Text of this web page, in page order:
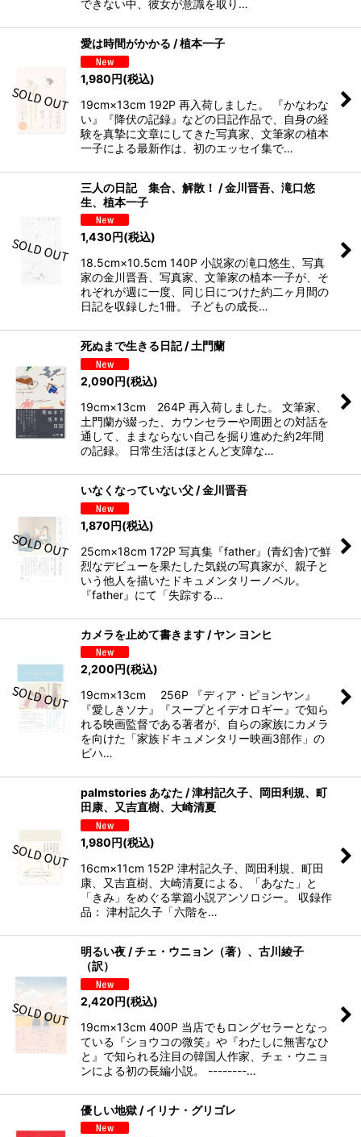
できない中、彼女が意識を取り…
愛は時間がかかる / 植本一子
1,980円(税込)
19cm×13cm 192P 再入荷しました。 『かなわな
い』『降伏の記録』などの日記作品で、自身の経
験を真摯に文章にしてきた写真家、文筆家の植本
一子による最新作は、初のエッセイ集で…
三人の日記 集合、解散！ / 金川晋吾、滝口悠
生、植本一子
1,430円(税込)
18.5cm×10.5cm 140P 小説家の滝口悠生、写真
家の金川晋吾、写真家、文筆家の植本一子が、そ
れぞれが週に一度、同じ日につけた約二ヶ月間の
日記を収録した1冊。 子どもの成長…
死ぬまで生きる日記 / 土門蘭
2,090円(税込)
19cm×13cm 264P 再入荷しました。 文筆家、
土門蘭が綴った、カウンセラーや周囲との対話を
通して、ままならない自己を掘り進めた約2年間
の記録。 日常生活はほとんど支障な…
いなくなっていない父 / 金川晋吾
1,870円(税込)
25cm×18cm 172P 写真集『father』(青幻舎)で鮮
烈なデビューを果たした気鋭の写真家が、親子と
いう他人を描いたドキュメンタリーノベル。
『father』にて「失踪する…
カメラを止めて書きます / ヤン ヨンヒ
2,200円(税込)
19cm×13cm 256P 『ディア・ピョンヤン』
『愛しきソナ』『スープとイデオロギー』で知ら
れる映画監督である著者が、自らの家族にカメラ
を向けた「家族ドキュメンタリー映画3部作」の
ビハ…
palmstories あなた / 津村記久子、岡田利規、町
田康、又吉直樹、大崎清夏
1,980円(税込)
16cm×11cm 152P 津村記久子、岡田利規、町田
康、又吉直樹、大崎清夏による、「あなた」と
「きみ」をめぐる掌篇小説アンソロジー。 収録作
品： 津村記久子「六階を…
明るい夜 / チェ・ウニョン（著）、古川綾子
（訳）
2,420円(税込)
19cm×13cm 400P 当店でもロングセラーとなっ
ている『ショウコの微笑』や『わたしに無害なひ
と』で知られる注目の韓国人作家、チェ・ウニョ
ンによる初の長編小説。 --------…
優しい地獄 / イリナ・グリゴレ